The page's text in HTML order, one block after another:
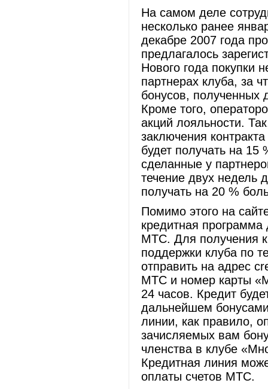
На самом деле
несколько ранее
декабре 2007 года
предлагалось
Нового года покупки
партнерах клуба, за
бонусов, полученных
Кроме того,
акций лояльности.
заключения
будет получать на 15
сделанные у
течение двух недель
получать на 20 %
Помимо этого на
кредитная программа
МТС. Для получения
поддержки клуба по
отправить на адрес
МТС и номер карты
24 часов. Кредит
дальнейшем
линии, как правило,
зачисляемых вам
членства в клубе
Кредитная линия
оплаты счетов МТС.